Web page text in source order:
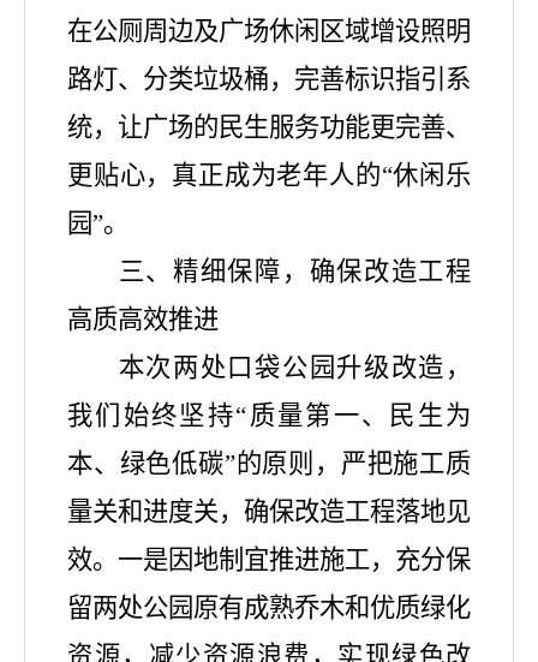
在公厕周边及广场休闲区域增设照明
路灯、分类垃圾桶，完善标识指引系
统，让广场的民生服务功能更完善、
更贴心，真正成为老年人的“休闲乐
园”。
三、精细保障，确保改造工程
高质高效推进
本次两处口袋公园升级改造，
我们始终坚持“质量第一、民生为
本、绿色低碳”的原则，严把施工质
量关和进度关，确保改造工程落地见
效。一是因地制宜推进施工，充分保
留两处公园原有成熟乔木和优质绿化